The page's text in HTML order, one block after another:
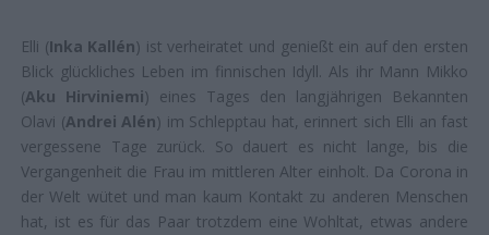
Elli (Inka Kallén) ist verheiratet und genießt ein auf den ersten
Blick glückliches Leben im finnischen Idyll. Als ihr Mann Mikko
(Aku Hirviniemi) eines Tages den langjährigen Bekannten
Olavi (Andrei Alén) im Schlepptau hat, erinnert sich Elli an fast
vergessene Tage zurück. So dauert es nicht lange, bis die
Vergangenheit die Frau im mittleren Alter einholt. Da Corona in
der Welt wütet und man kaum Kontakt zu anderen Menschen
hat, ist es für das Paar trotzdem eine Wohltat, etwas andere